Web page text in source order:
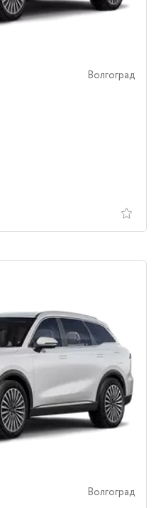
Волгоград
Волгоград